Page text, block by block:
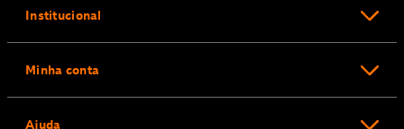
Institucional
Minha conta
Ajuda